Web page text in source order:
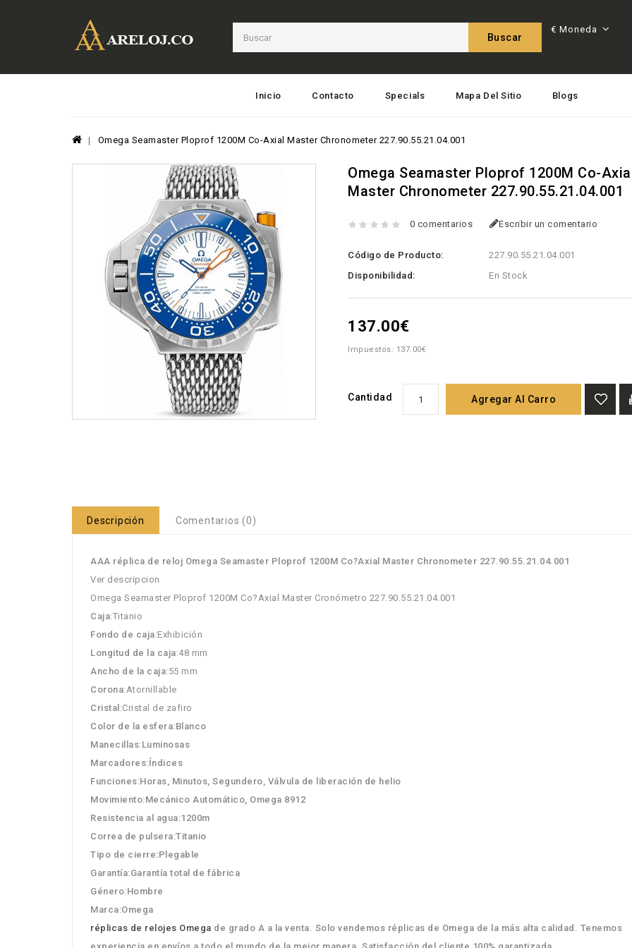
Buscar
€ Moneda
Inicio Contacto Specials Mapa Del Sitio Blogs
Omega Seamaster Ploprof 1200M Co-Axial Master Chronometer 227.90.55.21.04.001
Omega Seamaster Ploprof 1200M Co-
Master Chronometer 227.90.55.21.04.001
0 comentarios Escribir un comentario
Código de Producto:
227.90.55.21.04.001
Disponibilidad:
En Stock
137.00€
Impuestos: 137.00€
Cantidad Agregar Al Carro
Descripción Comentarios (0)
AAA réplica de reloj Omega Seamaster Ploprof 1200M Co?Axial Master Chronometer 227.90.55.21.04.001
Ver descripcion
Omega Seamaster Ploprof 1200M Co?Axial Master Cronómetro 227.90.55.21.04.001
Caja:Titanio
Fondo de caja:Exhibición
Longitud de la caja:48 mm
Ancho de la caja:55 mm
Corona:Atornillable
Cristal :Cristal de zafiro
Color de la esfera:Blanco
Manecillas:Luminosas
Marcadores:Índices
Funciones:Horas, Minutos, Segundero, Válvula de liberación de helio
Movimiento:Mecánico Automático, Omega 8912
Resistencia al agua:1200m
Correa de pulsera:Titanio
Tipo de cierre:Plegable
Garantía:Garantía total de fábrica
Género:Hombre
Marca:Omega
réplicas de relojes Omega de grado A a la venta. Solo vendemos réplicas de Omega de la más alta calidad. Tenemos